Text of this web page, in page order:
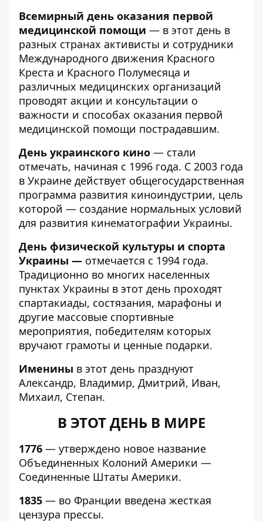
Всемирный день оказания первой
медицинской помощи — в этот день в
разных странах активисты и сотрудники
Международного движения Красного
Креста и Красного Полумесяца и
различных медицинских организаций
проводят акции и консультации о
важности и способах оказания первой
медицинской помощи пострадавшим.
День украинского кино — стали
отмечать, начиная с 1996 года. С 2003 года
в Украине действует общегосударственная
программа развития киноиндустрии, цель
которой — создание нормальных условий
для развития кинематографии Украины.
День физической культуры и спорта
Украины — отмечается с 1994 года.
Традиционно во многих населенных
пунктах Украины в этот день проходят
спартакиады, состязания, марафоны и
другие массовые спортивные
мероприятия, победителям которых
вручают грамоты и ценные подарки.
Именины в этот день празднуют
Александр, Владимир, Дмитрий, Иван,
Михаил, Степан.
В ЭТОТ ДЕНЬ В МИРЕ
1776 — утверждено новое название
Объединенных Колоний Америки —
Соединенные Штаты Америки.
1835 — во Франции введена жесткая
цензура прессы.